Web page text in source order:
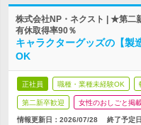
株式会社NP・ネクスト | ★第
有休取得率90％
キャラクターグッズの【製
OK
正社員 職種・業種未経験OK
第二新卒歓迎 女性のおしごと掲
情報更新日：2026/07/28 終了予定